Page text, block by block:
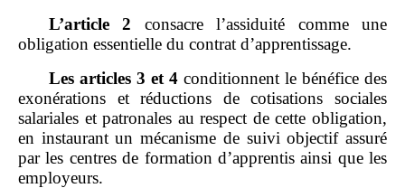
L’article
2 consacre l’assiduité comme une
obligation essentielle du contrat d’apprentissage.
Les articles 3 et 4 conditionnent le bénéfice des
exonérations et réductions de cotisations sociales
salariales et patronales au respect de cette obligation,
en instaurant un mécanisme de suivi objectif assuré
par les centres de formation d’apprentis ainsi que les
employeurs.